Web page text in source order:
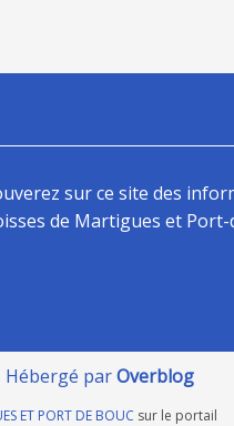
sur ce site des
de Martigues et
parOverblog
ET PORT DE BOUC sur le portail